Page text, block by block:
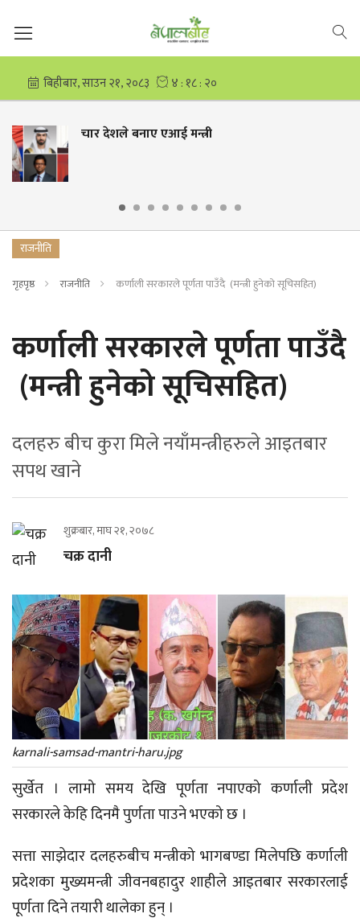
चार देशले बनाए एआई मन्त्री
राजनीति
गृहपृष्ठ राजनीति कर्णाली सरकारले पूर्णता पाउँदै (मन्त्री हुनेको सूचिसहित)
कर्णाली सरकारले पूर्णता पाउँदै
(मन्त्री हुनेको सूचिसहित)
दलहरु बीच कुरा मिले नयाँमन्त्रीहरुले आइतबार
सपथ खाने
शुक्रबार, माघ २१, २०७८
चक्र दानी
karnali-samsad-mantri-haru.jpg
सुर्खेत । लामो समय देखि पूर्णता नपाएको कर्णाली प्रदेश
सरकारले केहि दिनमै पुर्णता पाउने भएको छ ।
सत्ता साझेदार दलहरुबीच मन्त्रीको भागबण्डा मिलेपछि कर्णाली
प्रदेशका मुख्यमन्त्री जीवनबहादुर शाहीले आइतबार सरकारलाई
पूर्णता दिने तयारी थालेका हुन् ।